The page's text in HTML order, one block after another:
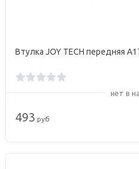
Втулка JOY TECH передняя
нет в
493 руб